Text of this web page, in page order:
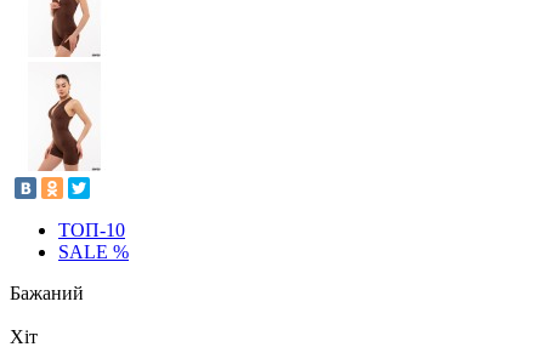
ТОП-10
SALE %
Бажаний
Хіт